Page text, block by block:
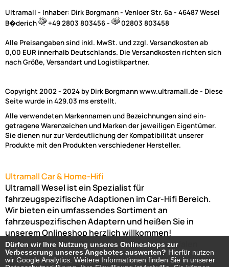
Ultramall - Inhaber: Dirk Borgmann - Venloer Str. 6a - 46487 Wesel
B�derich
+49 2803 803456 - 02803 803458
Alle Preisangaben sind inkl. MwSt. und zzgl. Versandkosten ab
0,00 EUR innerhalb Deutschlands. Die Versandkosten richten sich
nach Größe, Versandart und Logistikpartner.
Copyright 2002 - 2024 by Dirk Borgmann www.ultramall.de - Diese
Seite wurde in 429.03 ms erstellt.
Alle verwendeten Markennamen und Bezeichnungen sind ein-
getragene Warenzeichen und Marken der jeweiligen Eigentümer.
Sie dienen nur zur Verdeutlichung der Kompatibilität unserer
Produkte mit den Produkten verschiedener Hersteller.
Ultramall Car & Home-Hifi
Ultramall Wesel ist ein Spezialist für
fahrzeugspezifische Adaptionen im Car-Hifi Bereich.
Wir bieten ein umfassendes Sortiment an
fahrzeuspezifischen Adaptern und heißen Sie in
unserem Onlineshop herzlich willkommen!
Venloer Str. 6a46487 WeselNordrhein-Westfalen
Telefon:02803-803456Bürozeiten: Montag-Freitag:
Dürfen wir Ihre Nutzung unseres Onlineshops zur
Verbesserung unseres Angebotes auswerten? Hierfür nutzen
wir Google Analytics. Weitere Informationen finden Sie in unserer
Dürfen wir Ihre Nutzung unseres Onlineshops zur
Verbesserung unseres Angebotes auswerten? Hierfür nutzen
wir Google Analytics. Weitere Informationen finden Sie in unserer